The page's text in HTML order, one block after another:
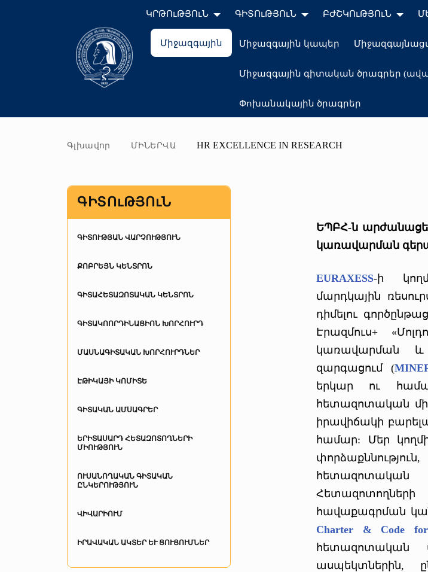
ԿՐԹՈւԹՅՈւՆ ԳԻՏՈւԹՅՈւՆ ԲԺՇԿՈւԹՅՈւՆ
Միջազգային Միջազգային կապեր
Միջազգային գիտական ծրագրեր
Փոխանակային ծրագրեր
Գլխավոր ՄԻՆԵՐՎԱ HR EXCELLENCE IN RESEARCH
ԳԻՏՈւԹՅՈւՆ
ԳԻՏՈՒԹՅԱՆ ՎԱՐՉՈՒԹՅՈՒՆ
Դոկտորանտուրա
Ծրագրեր
Հանրահասանելի գիտություն
ՔՈԲՐԵՅՆ ԿԵՆՏՐՈՆ
Գիտելիքի և
փոխանցման գրասենյակ
ԳԻՏԱՀԵՏԱԶՈՏԱԿԱՆ ԿԵՆՏՐՈՆ
ԳԻՏԱԿՈՈՐԴԻՆԱՑԻՈՆ ԽՈՐՀՈՒՐԴ
ՄԱՍՆԱԳԻՏԱԿԱՆ ԽՈՐՀՈՒՐԴՆԵՐ
ԷԹԻԿԱՅԻ ԿՈՄԻՏԵ
ԳԻՏԱԿԱՆ ԱՄՍԱԳՐԵՐ
հանդես
կրթություն
ԵՐԻՏԱՍԱՐԴ ՀԵՏԱԶՈՏՈՂՆԵՐԻ
ՄԻՈՒԹՅՈՒՆ
ՈՒՍԱՆՈՂԱԿԱՆ ԳԻՏԱԿԱՆ
ԸՆԿԵՐՈՒԹՅՈՒՆ
ՎԻՎԱՐԻՈՒՄ
ԻՐԱՎԱԿԱՆ ԱԿՏԵՐ ԵՒ ՑՈՒՑՈՒՄՆԵՐ
ԵՊԲՀ-ն
կառավարման
EURAXESS-ի
մարդկային
դիմելու
Էրազմուս+
կառավարման և
զարգացում (
երկար ու
հետազոտական
իրավիճակի
համար: Մեր
հավաքագրման
Charter & Code for
հետազոտական
ասպեկտներին,